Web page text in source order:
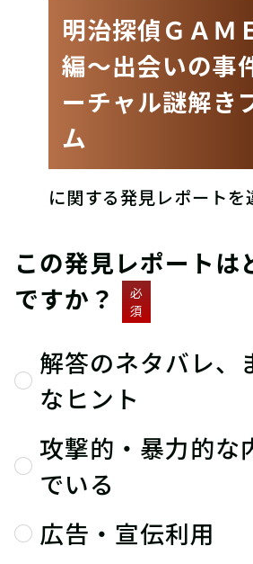
明治探偵ＧＡＭ
編〜出会いの
ーチャル謎解き
ム
に関する発見レポートを
この発見レポートは
ですか？
必
須
解答のネタバレ、
なヒント
攻撃的・暴力的な
でいる
広告・宣伝利用